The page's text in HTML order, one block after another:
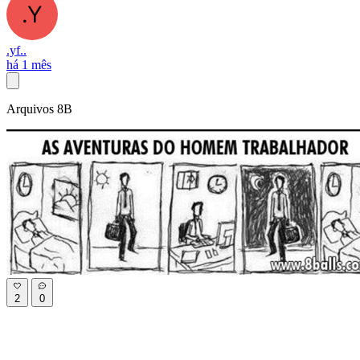
.yf..
há 1 mês
Arquivos 8B
2 0